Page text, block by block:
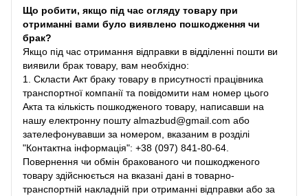
Що робити, якщо під час огляду товару при
отриманні вами було виявлено пошкодження чи
брак?
Якщо під час отримання відправки в відділенні пошти ви
виявили брак товару, вам необхідно:
1. Скласти Акт браку товару в присутності працівника
транспортної компанії та повідомити нам номер цього
Акта та кількість пошкодженого товару, написавши на
нашу електронну пошту almazbud@gmail.com або
зателефонувавши за номером, вказаним в розділі
"Контактна інформація": +38 (097) 841-80-64.
Повернення чи обмін бракованого чи пошкодженого
товару здійснюється на вказані дані в товарно-
транспортній накладній при отриманні відправки або за